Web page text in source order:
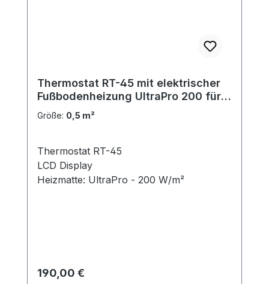
Thermostat RT-45 mit elektrischer
Fußbodenheizung UltraPro 200 für
Fliesen 0,5 m²
Größe: 0,5 m²
Thermostat RT-45
LCD Display
Heizmatte: UltraPro - 200 W/m²
Regulärer Preis:
190,00 €